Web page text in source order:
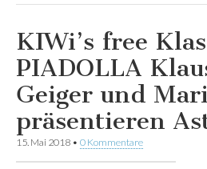
KIWi’s free
PIADOLLA
Geiger und
präsentieren
15. Mai 2018 • 0 Kommentare